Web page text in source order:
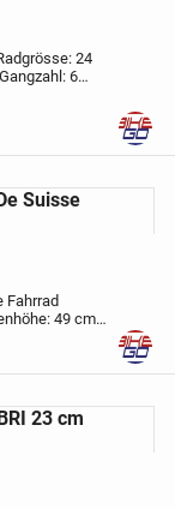
24
6
in
Suisse
Fahrrad
49 cm
oder für
23 cm